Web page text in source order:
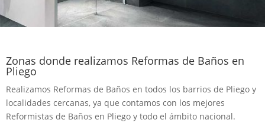
Zonas donde realizamos Reformas de Baños en
Pliego
Realizamos Reformas de Baños en todos los barrios de Pliego y
localidades cercanas, ya que contamos con los mejores
Reformistas de Baños en Pliego y todo el ámbito nacional.